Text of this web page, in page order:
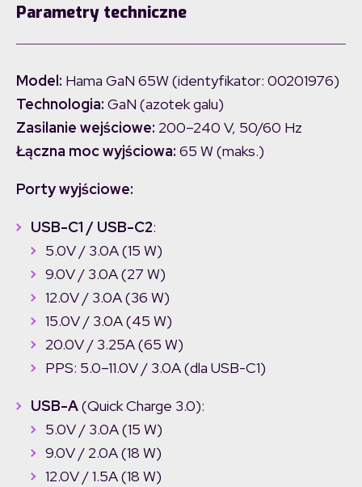
Parametry techniczne
Model: Hama GaN 65W (identyfikator: 00201976)
Technologia: GaN (azotek galu)
Zasilanie wejściowe: 200–240 V, 50/60 Hz
Łączna moc wyjściowa: 65 W (maks.)
Porty wyjściowe:
USB-C1 / USB-C2:
5.0V / 3.0A (15 W)
9.0V / 3.0A (27 W)
12.0V / 3.0A (36 W)
15.0V / 3.0A (45 W)
20.0V / 3.25A (65 W)
PPS: 5.0–11.0V / 3.0A (dla USB-C1)
USB-A(Quick Charge 3.0):
5.0V / 3.0A (15 W)
9.0V / 2.0A (18 W)
12.0V / 1.5A (18 W)